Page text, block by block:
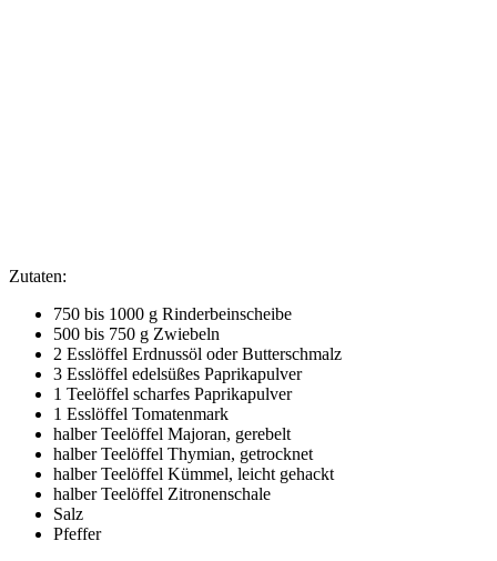
Zutaten:
750 bis 1000 g Rinderbeinscheibe
500 bis 750 g Zwiebeln
2 Esslöffel Erdnussöl oder Butterschmalz
3 Esslöffel edelsüßes Paprikapulver
1 Teelöffel scharfes Paprikapulver
1 Esslöffel Tomatenmark
halber Teelöffel Majoran, gerebelt
halber Teelöffel Thymian, getrocknet
halber Teelöffel Kümmel, leicht gehackt
halber Teelöffel Zitronenschale
Salz
Pfeffer